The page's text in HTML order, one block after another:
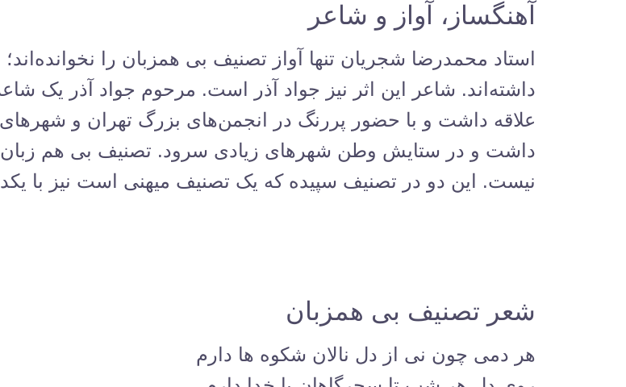
آهنگساز، آواز و شاعر
استاد محمدرضا شجریان تنها آواز تصنیف بی همزبان را
داشته‌اند. شاعر این اثر نیز جواد آذر است. مرحوم جواد آذر یک
علاقه داشت و با حضور پررنگ در انجمن‌های بزرگ تهران و شهرهای
داشت و در ستایش وطن شهرهای زیادی سرود. تصنیف بی هم زبان
نیست. این دو در تصنیف سپیده که یک تصنیف میهنی است نیز با
شعر تصنیف بی همزبان
هر دمی چون نی از دل نالان شکوه ها دارم